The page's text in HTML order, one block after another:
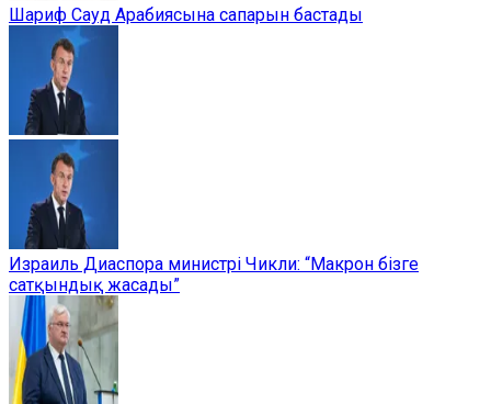
Шариф Сауд Арабиясына сапарын бастады
Израиль Диаспора министрі Чикли: “Макрон бізге
сатқындық жасады”